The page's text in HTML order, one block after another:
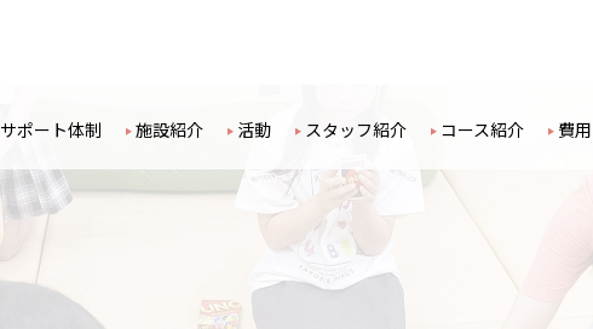
サポート体制 施設紹介 活動 スタッフ紹介 コース紹介 費